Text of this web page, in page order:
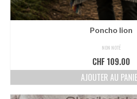
Poncho lion
NON NOTÉ
CHF 109.00
AJOUTER AU